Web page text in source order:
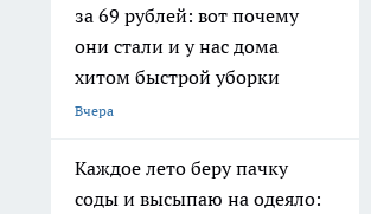
за 69 рублей: вот почему
они стали и у нас дома
хитом быстрой уборки
Вчера
Каждое лето беру пачку
соды и высыпаю на одеяло: